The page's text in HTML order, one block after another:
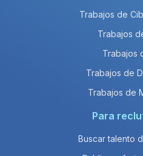
Trabajos de
Trabajos
Trabajos
Trabajos de
Trabajos de
Para
Buscar talento